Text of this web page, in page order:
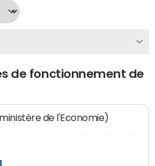
de fonctionnement de
de l'Economie)